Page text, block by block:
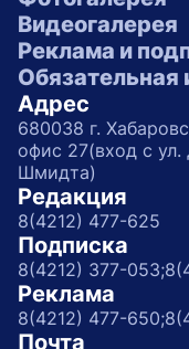
Видеогалерея
Реклама и
Адрес
680038 г.
офис 27(вход с
Шмидта)
Редакция
8(4212) 477-625
Подписка
8(4212) 377-053;
Реклама
8(4212) 477-650;
Почта